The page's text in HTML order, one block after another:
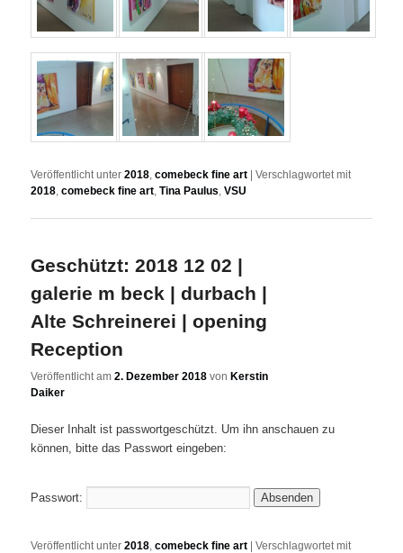
Veröffentlicht unter 2018 ,comebeck fine art |Verschlagwortet mit
2018 ,comebeck fine art ,Tina Paulus ,VSU
Geschützt: 2018 12 02 |
galerie m beck | durbach |
Alte Schreinerei | opening
Reception
Veröffentlicht am2. Dezember 2018 von Kerstin
Daiker
Dieser Inhalt ist passwortgeschützt. Um ihn anschauen zu
können, bitte das Passwort eingeben:
Passwort:
Veröffentlicht unter 2018 ,comebeck fine art |Verschlagwortet mit